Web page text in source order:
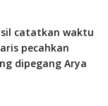
catatkan waktu
pecahkan
dipegang Arya